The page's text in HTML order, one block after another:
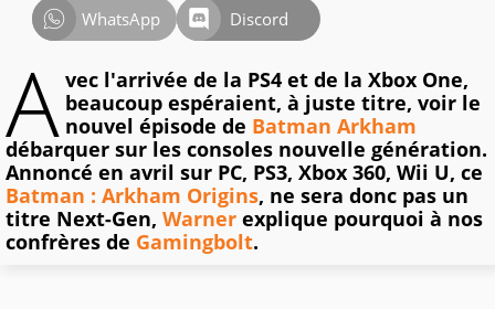
WhatsApp
Discord
A vec l'arrivée de la PS4 et de la Xbox One,
beaucoup espéraient, à juste titre, voir le
nouvel épisode de Batman Arkham
débarquer sur les consoles nouvelle génération.
Annoncé en avril sur PC, PS3, Xbox 360, Wii U, ce
Batman : Arkham Origins, ne sera donc pas un
titre Next-Gen, Warner explique pourquoi à nos
confrères de Gamingbolt.